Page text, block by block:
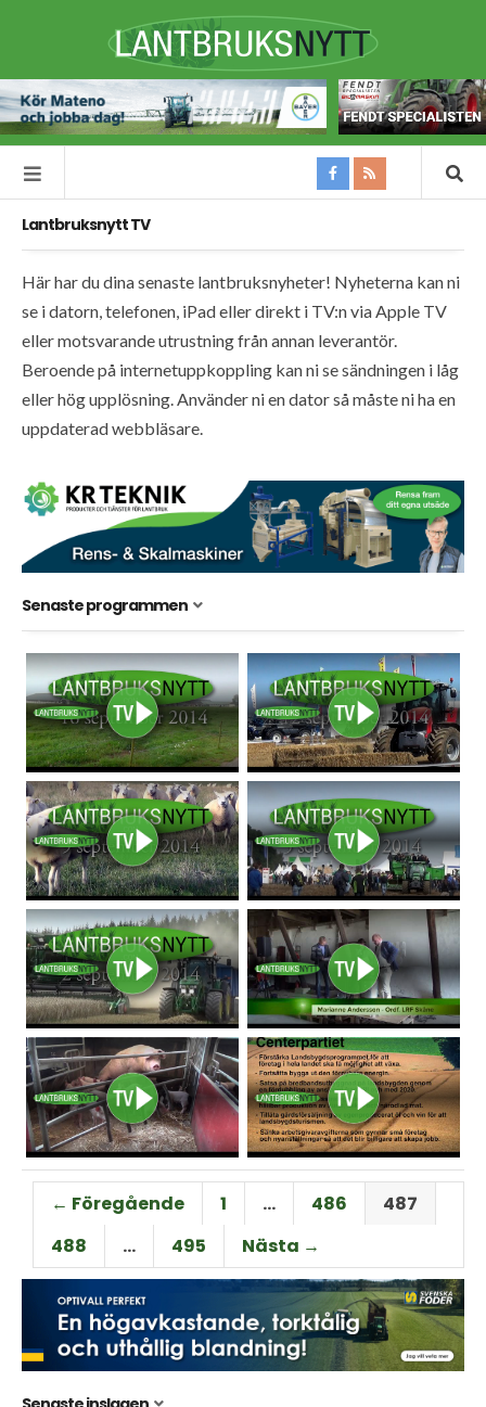
Lantbruksnytt TV
Här har du dina senaste lantbruksnyheter! Nyheterna kan ni
se i datorn, telefonen, iPad eller direkt i TV:n via Apple TV
eller motsvarande utrustning från annan leverantör.
Beroende på internetuppkoppling kan ni se sändningen i låg
eller hög upplösning. Använder ni en dator så måste ni ha en
uppdaterad webbläsare.
Senaste programmen
← Föregående 1 … 486
487
488
… 495 Nästa →